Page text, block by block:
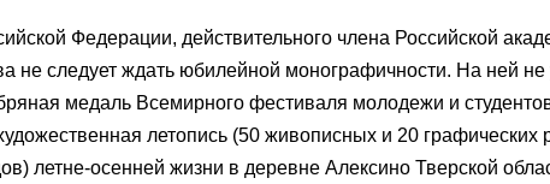
Федерации, действительного члена Российской
не следует ждать юбилейной монографичности. На ней
медаль Всемирного фестиваля молодежи и
летопись (50 живописных и 20 графических
летне-осенней жизни в деревне Алексино Тверской